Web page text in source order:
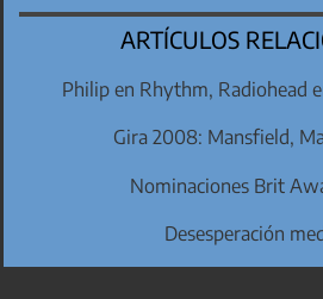
ARTÍCULOS
Philip en Rhythm, Radiohead
Gira 2008: Mansfield,
Nominaciones Brit
Desesperación